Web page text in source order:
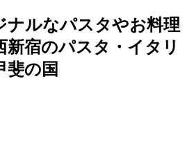
ナルなパスタやお料理
新宿のパスタ・イタリ
の国